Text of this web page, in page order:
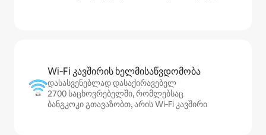
Wi‑Fi კავშირის ხელმისაწვდომობა
დასასვენებლად დასაქირავებელ
2700 საცხოვრებელში, რომლებსაც
ბანგკოკი გთავაზობთ, არის Wi‑Fi კავშირი